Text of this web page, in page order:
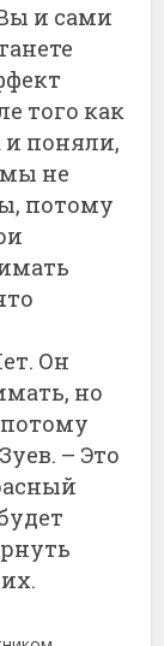
и сами
того как
поняли,
мы не
потому
Он
но
– Это